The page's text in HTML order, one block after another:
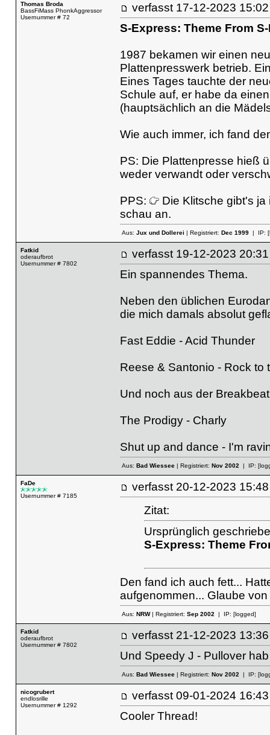
Thomas Broda
BassFiMass PhonkAggressor
Usernummer # 72
verfasst 17-12-2023
S-Express: Theme From
1987 bekamen wir einen
Plattenpresswerk betrieb.
Eines Tages tauchte der
Schule auf, er habe da
(hauptsächlich an die
Wie auch immer, ich fand
PS: Die Plattenpresse hieß
weder verwandt oder
PPS:
Die Klitsche gibt's ja
schau an.
Aus: Jux und Dollerei | Registriert: Dec 1999| IP:
Fatkid
oderaufbrot
Usernummer # 7802
verfasst 19-12-2023
Ein spannendes Thema.
Neben den üblichen
die mich damals absolut
Fast Eddie - Acid Thunder
Reese & Santonio - Rock to
Und noch aus der
The Prodigy - Charly
Shut up and dance - I'm
Aus: Bad Wiessee| Registriert: Nov 2002| IP:
FaDe
Usernummer # 7185
verfasst 20-12-2023
Zitat:
Ursprünglich
S-Express: Theme
Den fand ich auch fett...
aufgenommen... Glaube von
Aus: NRW| Registriert: Sep 2002| IP: [logged]
Fatkid
oderaufbrot
Usernummer # 7802
verfasst 21-12-2023
Und Speedy J - Pullover
Aus: Bad Wiessee| Registriert: Nov 2002| IP:
nicogrubert
endlosrille
Usernummer # 1292
verfasst 09-01-2024
Cooler Thread!